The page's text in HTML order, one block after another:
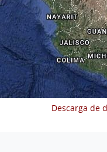
Descarga de